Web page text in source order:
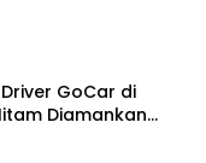
GoCar di
Diamankan